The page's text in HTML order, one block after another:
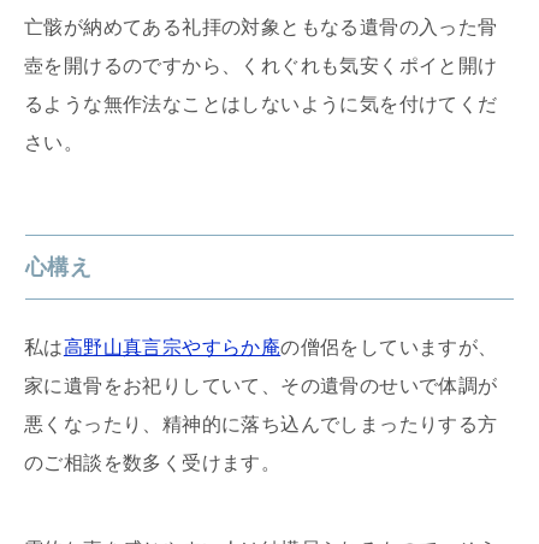
亡骸が納めてある礼拝の対象ともなる遺骨の入った骨
壺を開けるのですから、くれぐれも気安くポイと開け
るような無作法なことはしないように気を付けてくだ
さい。
心構え
私は高野山真言宗やすらか庵の僧侶をしていますが、
家に遺骨をお祀りしていて、その遺骨のせいで体調が
悪くなったり、精神的に落ち込んでしまったりする方
のご相談を数多く受けます。